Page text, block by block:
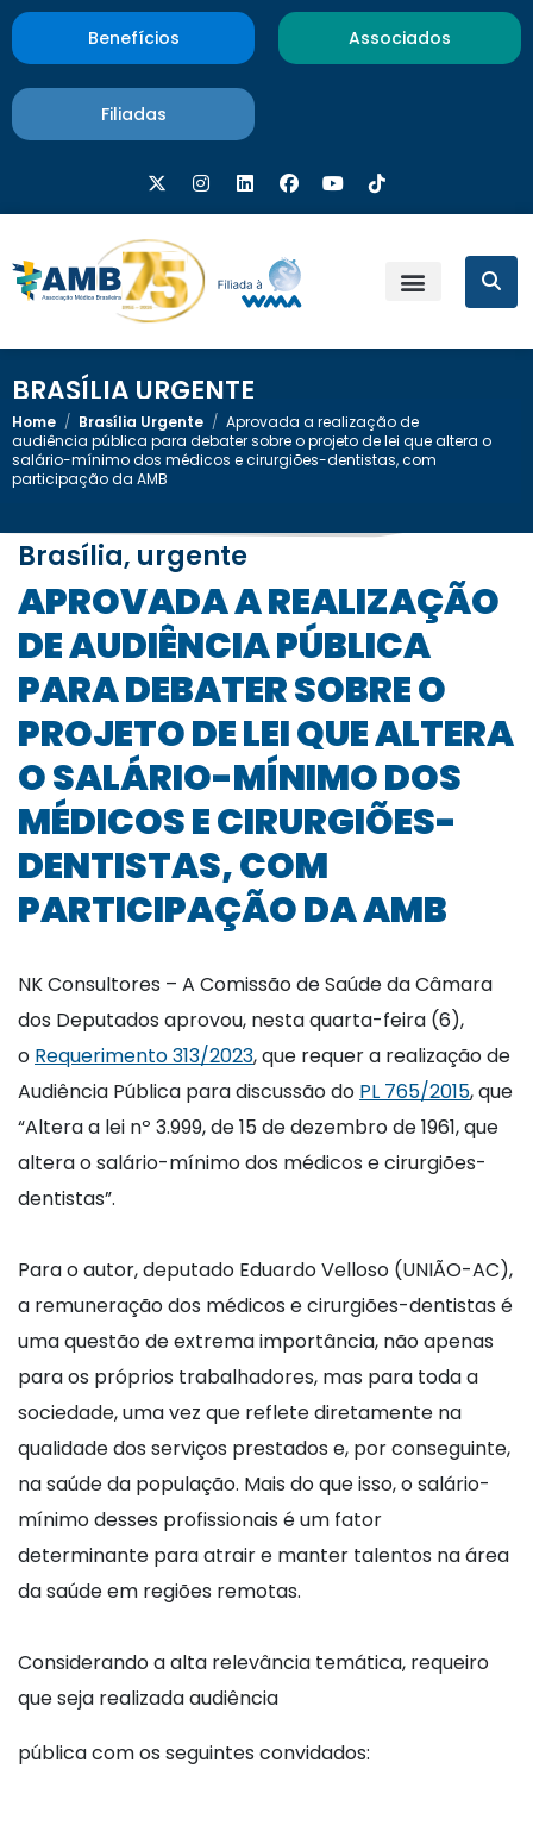
Benefícios Associados
Filiadas
BRASÍLIA URGENTE
Home / Brasília Urgente / Aprovada a realização de
audiência pública para debater sobre o projeto de lei que altera o
salário-mínimo dos médicos e cirurgiões-dentistas, com
participação da AMB
Brasília, urgente
APROVADA A REALIZAÇÃO
DE AUDIÊNCIA PÚBLICA
PARA DEBATER SOBRE O
PROJETO DE LEI QUE ALTERA
O SALÁRIO-MÍNIMO DOS
MÉDICOS E CIRURGIÕES-
DENTISTAS, COM
PARTICIPAÇÃO DA AMB
NK Consultores – A Comissão de Saúde da Câmara
dos Deputados aprovou, nesta quarta-feira (6),
o Requerimento 313/2023, que requer a realização de
Audiência Pública para discussão do PL 765/2015, que
“Altera a lei nº 3.999, de 15 de dezembro de 1961, que
altera o salário-mínimo dos médicos e cirurgiões-
dentistas”.
Para o autor, deputado Eduardo Velloso (UNIÃO-AC),
a remuneração dos médicos e cirurgiões-dentistas é
uma questão de extrema importância, não apenas
para os próprios trabalhadores, mas para toda a
sociedade, uma vez que reflete diretamente na
qualidade dos serviços prestados e, por conseguinte,
na saúde da população. Mais do que isso, o salário-
mínimo desses profissionais é um fator
determinante para atrair e manter talentos na área
da saúde em regiões remotas.
Considerando a alta relevância temática, requeiro
que seja realizada audiência
pública com os seguintes convidados: